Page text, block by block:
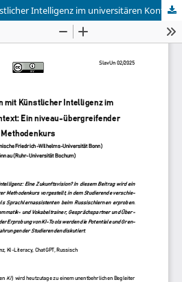
Intelligenz im universitären Kontext